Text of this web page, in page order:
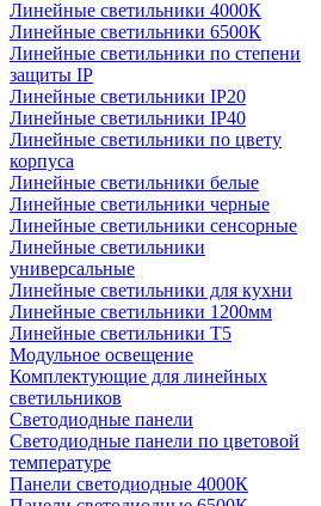
Линейные светильники 4000К
Линейные светильники 6500К
Линейные светильники по степени
защиты IP
Линейные светильники IP20
Линейные светильники IP40
Линейные светильники по цвету
корпуса
Линейные светильники белые
Линейные светильники черные
Линейные светильники сенсорные
Линейные светильники
универсальные
Линейные светильники для кухни
Линейные светильники 1200мм
Линейные светильники Т5
Модульное освещение
Комплектующие для линейных
светильников
Светодиодные панели
Светодиодные панели по цветовой
температуре
Панели светодиодные 4000К